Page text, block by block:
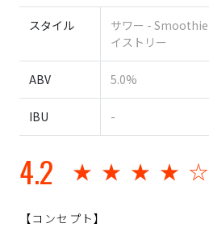
スタイル
サワー -
イストリー
ABV 5.0%
IBU -
4.2 ★★★★☆
【コンセプト】